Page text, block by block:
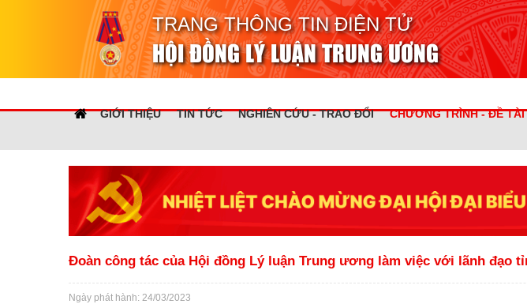
TRANG THÔNG TIN ĐIỆN TỬ
HỘI ĐỒNG LÝ LUẬN TRUNG ƯƠNG
GIỚI THIỆU TIN TỨC NGHIÊN CỨU - TRAO ĐỔI CHƯƠNG TRÌNH - ĐỀ TÀI
Đoàn công tác của Hội đồng Lý luận Trung ương làm việc với lãnh đạo
Ngày phát hành: 24/03/2023